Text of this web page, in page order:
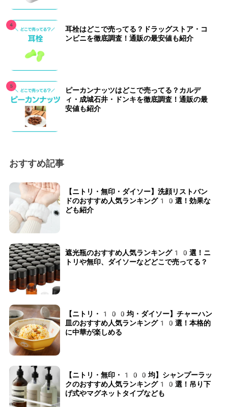
耳栓はどこで売ってる？ドラッグストア・コ
ンビニを徹底調査！通販の最安値も紹介
ピーカンナッツはどこで売ってる？カルデ
ィ・成城石井・ドンキを徹底調査！通販の最
安値も紹介
おすすめ記事
【ニトリ・無印・ダイソー】洗顔リストバン
ドのおすすめ人気ランキング10選！効果な
ども紹介
遮光瓶のおすすめ人気ランキング10選！ニ
トリや無印、ダイソーなどどこで売ってる？
【ニトリ・100均・ダイソー】チャーハン
皿のおすすめ人気ランキング10選！本格的
に中華が楽しめる
【ニトリ・無印・100均】シャンプーラッ
クのおすすめ人気ランキング10選！吊り下
げ式やマグネットタイプなども